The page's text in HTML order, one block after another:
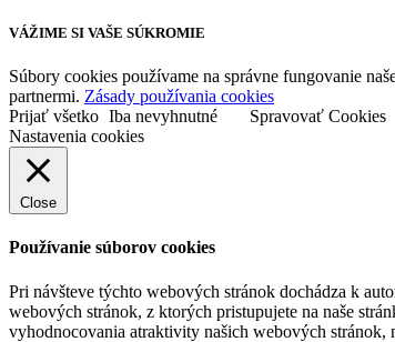
VÁŽIME SI VAŠE SÚKROMIE
Súbory cookies používame na správne fungovanie
partnermi. Zásady používania cookies
Prijať všetko Iba nevyhnutné
Spravovať Cookies
Nastavenia cookies
Close
Používanie súborov cookies
Pri návšteve týchto webových stránok dochádza k
webových stránok, z ktorých pristupujete na naše
vyhodnocovania atraktivity našich webových stránok,